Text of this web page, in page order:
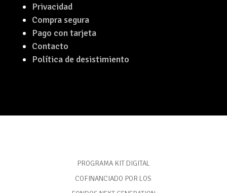
Privacidad
Compra segura
Pago con tarjeta
Contacto
Política de desistimiento
PROGRAMA KIT DIGITAL
COFINANCIADO POR LOS